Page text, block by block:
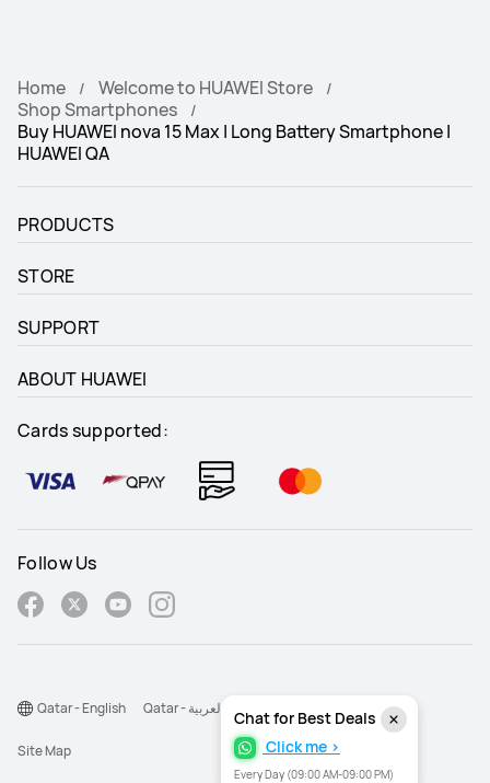
Chat for Best Deals
Click me >
Every Day (09:00 AM-09:00 PM)
Home
Welcome to HUAWEI Store
Shop Smartphones
Buy HUAWEI nova 15 Max | Long Battery Smartphone |
HUAWEI QA
PRODUCTS
STORE
SUPPORT
ABOUT HUAWEI
Cards supported:
Follow Us
Site Map
Qatar - English Qatar - اللغة العربية